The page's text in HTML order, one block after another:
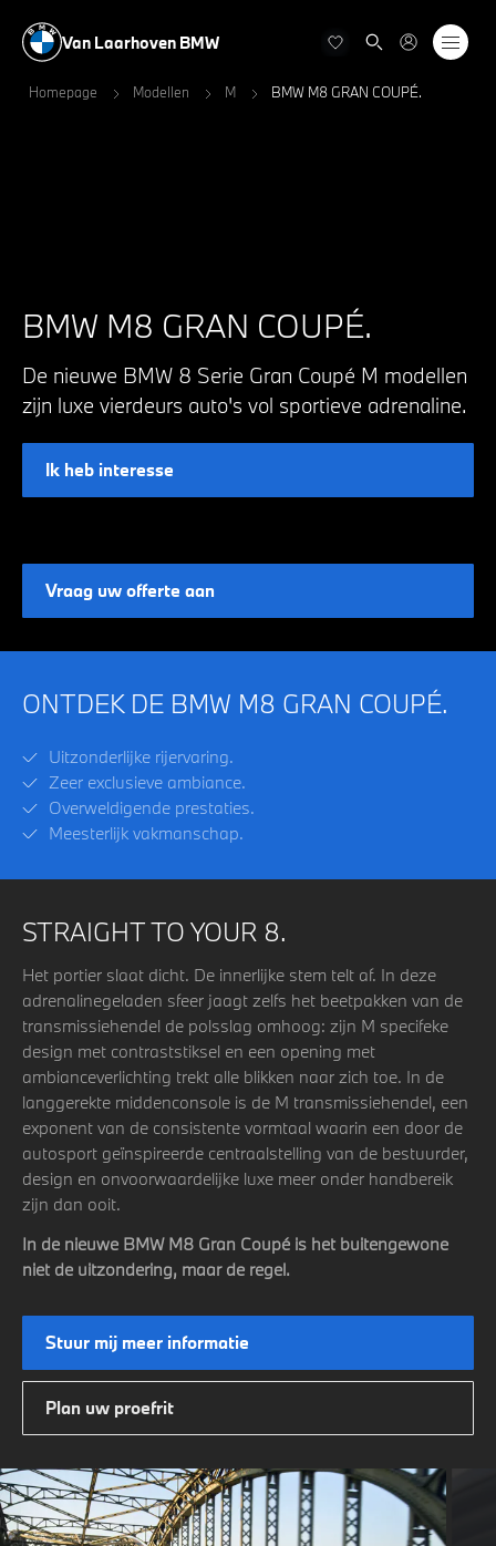
Van Laarhoven BMW
Homepage Modellen M BMW M8 GRAN COUPÉ.
BMW M8 GRAN COUPÉ.
De nieuwe BMW 8 Serie Gran Coupé M modellen
zijn luxe vierdeurs auto's vol sportieve adrenaline.
Ik heb interesse
Vraag uw offerte aan
ONTDEK DE BMW M8 GRAN COUPÉ.
Uitzonderlijke rijervaring.
Zeer exclusieve ambiance.
Overweldigende prestaties.
Meesterlijk vakmanschap.
STRAIGHT TO YOUR 8.
Het portier slaat dicht. De innerlijke stem telt af. In deze
adrenalinegeladen sfeer jaagt zelfs het beetpakken van de
transmissiehendel de polsslag omhoog: zijn M specifeke
design met contraststiksel en een opening met
ambianceverlichting trekt alle blikken naar zich toe. In de
langgerekte middenconsole is de M transmissiehendel, een
exponent van de consistente vormtaal waarin een door de
autosport geïnspireerde centraalstelling van de bestuurder,
design en onvoorwaardelijke luxe meer onder handbereik
zijn dan ooit.
In de nieuwe BMW M8 Gran Coupé is het buitengewone
niet de uitzondering, maar de regel.
Stuur mij meer informatie
Plan uw proefrit